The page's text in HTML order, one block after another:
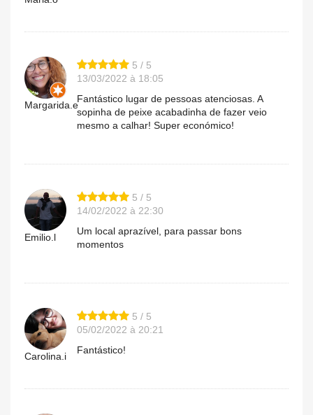
Margarida.e
5 / 5
13/03/2022 à 18:05
Fantástico lugar de pessoas atenciosas. A
sopinha de peixe acabadinha de fazer veio
mesmo a calhar! Super económico!
Emilio.l
5 / 5
14/02/2022 à 22:30
Um local aprazível, para passar bons
momentos
Carolina.i
5 / 5
05/02/2022 à 20:21
Fantástico!